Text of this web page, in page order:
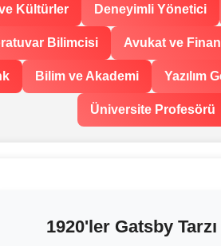
Kültürler Deneyimli Yönetici
Bilimcisi Avukat ve
Bilim ve Akademi Yazılım
Üniversite Profesörü
1920'ler Gatsby